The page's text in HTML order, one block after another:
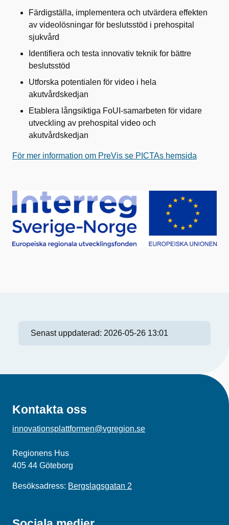
Färdigställa, implementera och utvärdera effekten
av videolösningar för beslutsstöd i prehospital
sjukvård
Identifiera och testa innovativ teknik for bättre
beslutsstöd
Utforska potentialen för video i hela
akutvårdskedjan
Etablera långsiktiga FoUI -samarbeten för vidare
utveckling av prehospital video och
akutvårdskedjan
För mer information om PreVis se PICTAs hemsida
Senast uppdaterad: 2026-05-26 13:01
Kontakta oss
innovationsplattformen@vgregion.se
Regionens Hus
405 44 Göteborg
Besöksadress: Bergslagsgatan 2